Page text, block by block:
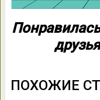
ПОХОЖИЕ